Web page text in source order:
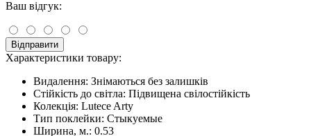
Ваш відгук:
Відправити
Характеристики товару:
Видалення: Знімаються без залишків
Стійкість до світла: Підвищена свілостійкість
Колекція: Lutece Arty
Тип поклейки: Стыкуемые
Ширина, м.: 0.53